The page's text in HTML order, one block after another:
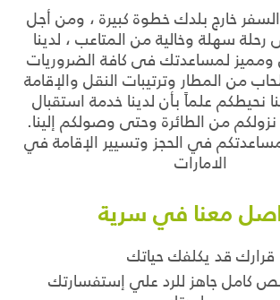
خارج بلدك خطوة كبيرة ، ومن أجل
سهلة وخالية من المتاعب ، لدينا
لمساعدتك فى كافة الضروريات
من المطار وترتيبات النقل والإقامة
نحيطكم علماً بأن لدينا خدمة استقبال
من الطائرة وحتى وصولكم إلينا.
في الحجز وتسيير الإقامة في
الامارات
معنا في سرية
قرارك قد يكلفك حياتك
كامل جاهز للرد علي إستفسارتك